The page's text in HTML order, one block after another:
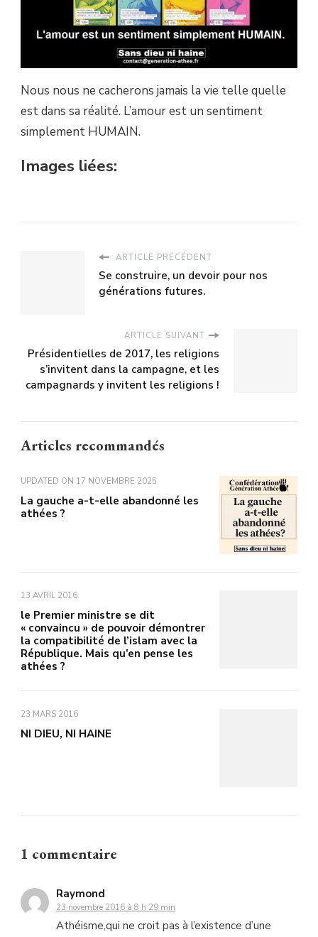
Nous nous ne cacherons jamais la vie telle quelle
est dans sa réalité. L’amour est un sentiment
simplement HUMAIN.
Images liées:
ARTICLE PRÉCÉDENT
Se construire, un devoir pour nos
générations futures.
ARTICLE SUIVANT
Présidentielles de 2017, les religions
s’invitent dans la campagne, et les
campagnards y invitent les religions !
Articles recommandés
UPDATED ON 17 NOVEMBRE 2025
La gauche a-t-elle abandonné les
athées ?
13 AVRIL 2016
le Premier ministre se dit
« convaincu » de pouvoir démontrer
la compatibilité de l’islam avec la
République. Mais qu’en pense les
athées ?
23 MARS 2016
NI DIEU, NI HAINE
1 commentaire
Raymond
23 novembre 2016 à 8 h 29 min
Athéisme,qui ne croit pas à l’existence d’une